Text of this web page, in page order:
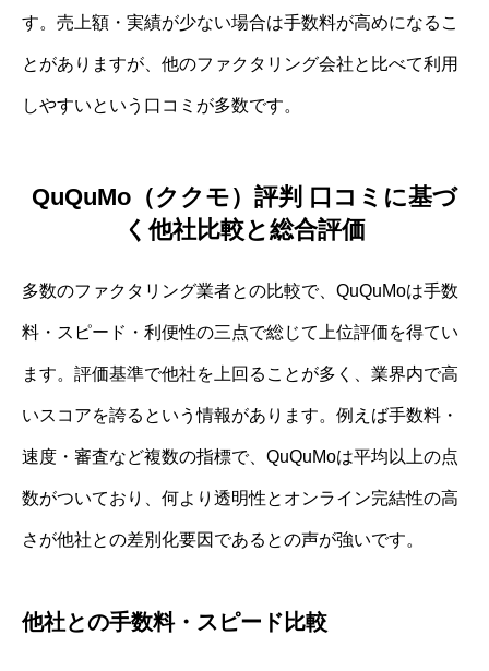
す。売上額・実績が少ない場合は手数料が高めになるこ
とがありますが、他のファクタリング会社と比べて利用
しやすいという口コミが多数です。
QuQuMo（ククモ）評判 口コミに基づ
く他社比較と総合評価
多数のファクタリング業者との比較で、QuQuMoは手数
料・スピード・利便性の三点で総じて上位評価を得てい
ます。評価基準で他社を上回ることが多く、業界内で高
いスコアを誇るという情報があります。例えば手数料・
速度・審査など複数の指標で、QuQuMoは平均以上の点
数がついており、何より透明性とオンライン完結性の高
さが他社との差別化要因であるとの声が強いです。
他社との手数料・スピード比較